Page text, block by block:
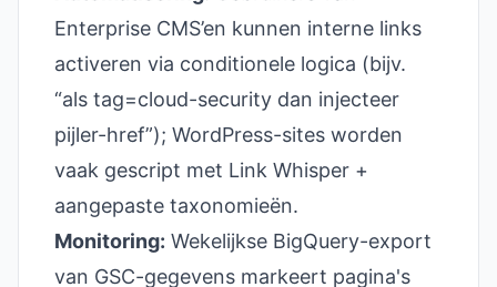
Enterprise CMS’en kunnen interne links
activeren via conditionele logica (bijv.
“als tag=cloud-security dan injecteer
pijler-href”); WordPress-sites worden
vaak gescript met Link Whisper +
aangepaste taxonomieën.
Monitoring: Wekelijkse BigQuery-export
van GSC-gegevens markeert pagina's